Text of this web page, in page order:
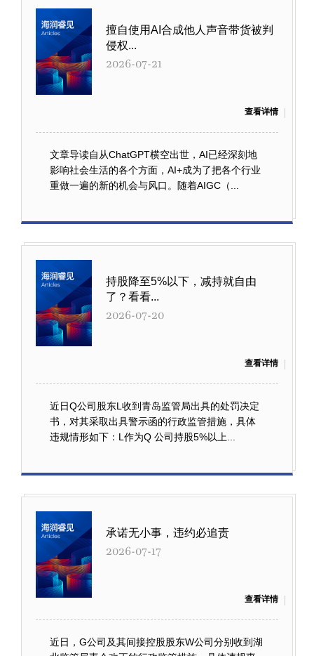
擅自使用AI合成他人声音带货被判
侵权...
2026-07-21
查看详情
文章导读自从ChatGPT横空出世，AI已经深刻地
影响社会生活的各个方面，AI+成为了把各个行业
重做一遍的新的机会与风口。随着AIGC（...
持股降至5%以下，减持就自由
了？看看...
2026-07-20
查看详情
近日Q公司股东L收到青岛监管局出具的处罚决定
书，对其采取出具警示函的行政监管措施，具体
违规情形如下：L作为Q 公司持股5%以上...
承诺无小事，违约必追责
2026-07-17
查看详情
近日，G公司及其间接控股股东W公司分别收到湖